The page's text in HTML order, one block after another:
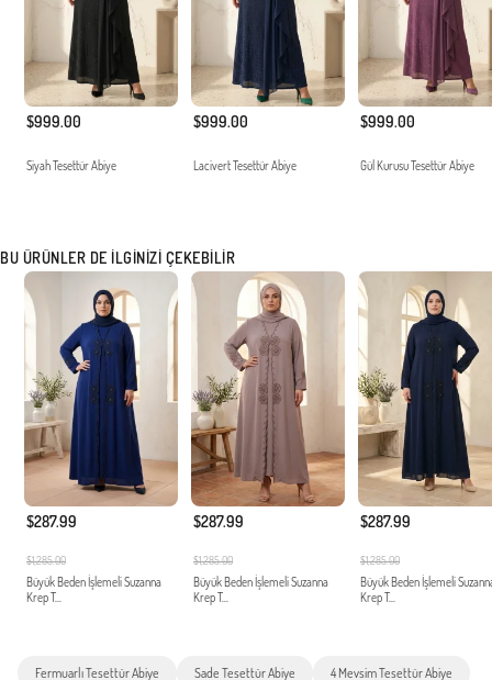
$999.00
Siyah Tesettür Abiye
$999.00
Lacivert Tesettür Abiye
$999.00
Gül Kurusu Tesettür Abiye
BU ÜRÜNLER DE İLGINIZI ÇEKEBILIR
$287.99
$1,285.00
Büyük Beden İşlemeli Suzanna
Krep T...
$287.99
$1,285.00
Büyük Beden İşlemeli Suzanna
Krep T...
$287.99
$1,285.00
Büyük Beden İşlemeli
Krep T...
Fermuarlı Tesettür Abiye Sade Tesettür Abiye 4 Mevsim Tesettür Abiye